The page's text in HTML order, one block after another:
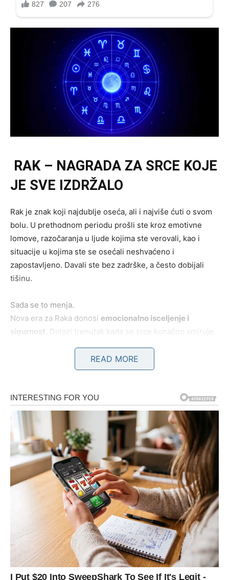
RAK – NAGRADA ZA SRCE KOJE
JE SVE IZDRŽALO
Rak je znak koji najdublje oseća, ali i najviše ćuti o svom
bolu. U prethodnom periodu prošli ste kroz emotivne
lomove, razočaranja u ljude kojima ste verovali, kao i
situacije u kojima ste se osećali neshvaćeno i
zapostavljeno. Davali ste bez zadrške, a često dobijali
tišinu.
Sada se to menja.
Nova era za Raka donosi emocionalno isceljenje i
sigurnost . Dolazi trenutak kada se srce konačno smiruje,
voljeni. U ljubavi sledi nagrada: ili se odnos stabilizuje i
dobija dublji smisao, ili u vaš život ulazi osoba koja vas
Na ličnom planu, Rak vraćaveru u sebe. Granice koje ste
naučili da postavljate štite vas od novih razočaranja.
Sudbina vam vraća mir, toplinu i osećaj pripadnosti. Posle
bola – dolazi nagrada u vidu ljubavi koja ne boli.
BLIZANAC – KRAJ ZBRKE,
POČETAK JASNOĆE I USPEHA
Za Blizance je prethodni period bio obojen unutrašnjom
borbom. Mnogo pitanja, premalo odgovora. Često ste se
osećali rastrzano između razuma i srca, prošlosti i
budućnosti, želja i realnosti. Ljudi su dolazili i odlazili,
READ MORE